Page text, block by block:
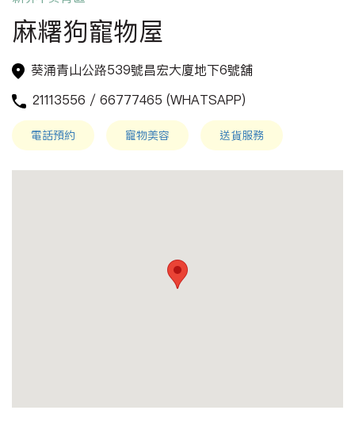
麻糬狗寵物屋
葵涌青山公路539號昌宏大廈地下6號舖
21113556 / 66777465 (WHATSAPP)
電話預約 寵物美容 送貨服務